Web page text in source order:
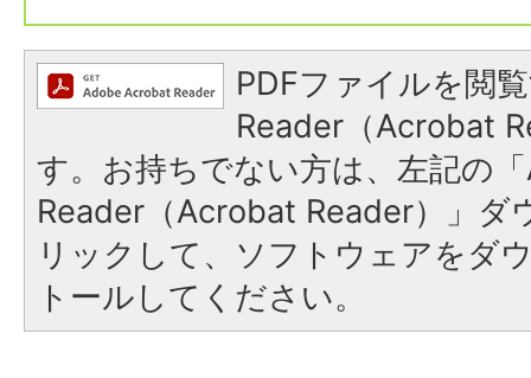
PDFファイルを閲
Reader（Acrobat
す。お持ちでない方は、左記の
Reader（Acrobat Reader）」ダ
リックして、ソフトウェアをダ
トールしてください。